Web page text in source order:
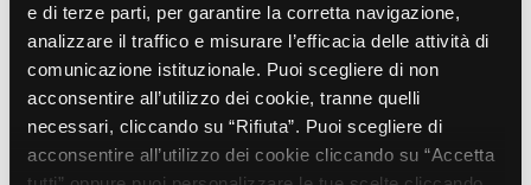
e di terze parti, per garantire la corretta navigazione,
analizzare il traffico e misurare l’efficacia delle attività di
comunicazione istituzionale. Puoi scegliere di non
acconsentire all’utilizzo dei cookie, tranne quelli
necessari, cliccando su “Rifiuta”. Puoi scegliere di
acconsentire all’utilizzo dei cookie cliccando su “Accetta
60320 (STANDARD
SHEET:C15)
VOLTAGGIO 250V
CORRENTE 10A
Scarica scheda tecnica (Si apre in una nuova